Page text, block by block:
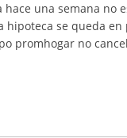
una semana no
hipoteca se queda
promhogar no